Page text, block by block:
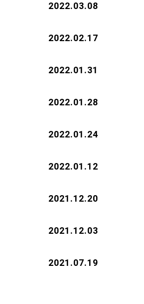
2022.03.08
2022.02.17
2022.01.31
2022.01.28
2022.01.24
2022.01.12
2021.12.20
2021.12.03
2021.07.19